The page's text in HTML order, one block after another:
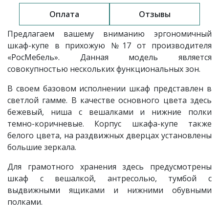
Оплата
Отзывы
Предлагаем вашему вниманию эргономичный
шкаф-купе в прихожую №17 от производителя
«РосМебель». Данная модель является
совокупностью нескольких функциональных зон.
В своем базовом исполнении шкаф представлен в
светлой гамме. В качестве основного цвета здесь
бежевый, ниша с вешалками и нижние полки
темно-коричневые. Корпус шкафа-купе также
белого цвета, на раздвижных дверцах установлены
большие зеркала.
Для грамотного хранения здесь предусмотрены
шкаф с вешалкой, антресолью, тумбой с
выдвижными ящиками и нижними обувными
полками.